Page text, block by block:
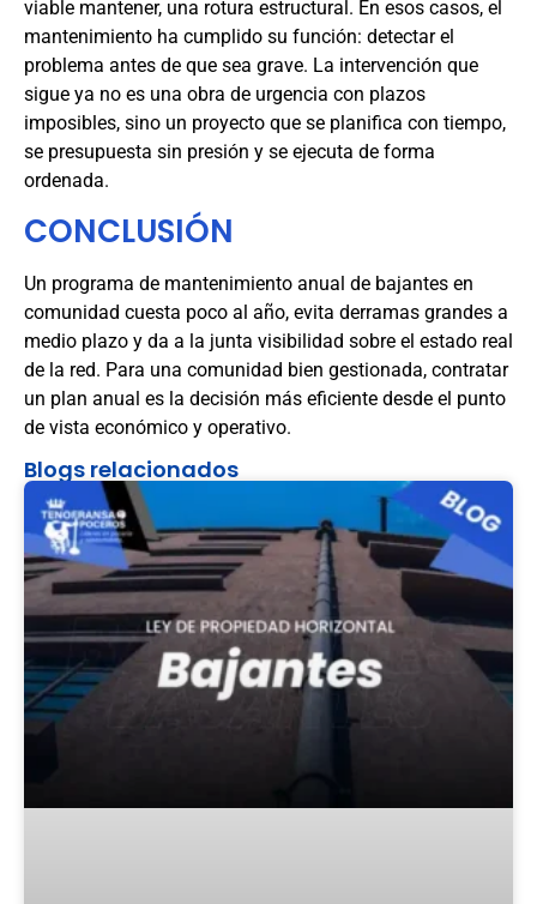
viable mantener, una rotura estructural. En esos casos, el
mantenimiento ha cumplido su función: detectar el
problema antes de que sea grave. La intervención que
sigue ya no es una obra de urgencia con plazos
imposibles, sino un proyecto que se planifica con tiempo,
se presupuesta sin presión y se ejecuta de forma
ordenada.
CONCLUSIÓN
Un programa de mantenimiento anual de bajantes en
comunidad cuesta poco al año, evita derramas grandes a
medio plazo y da a la junta visibilidad sobre el estado real
de la red. Para una comunidad bien gestionada, contratar
un plan anual es la decisión más eficiente desde el punto
de vista económico y operativo.
Blogs relacionados